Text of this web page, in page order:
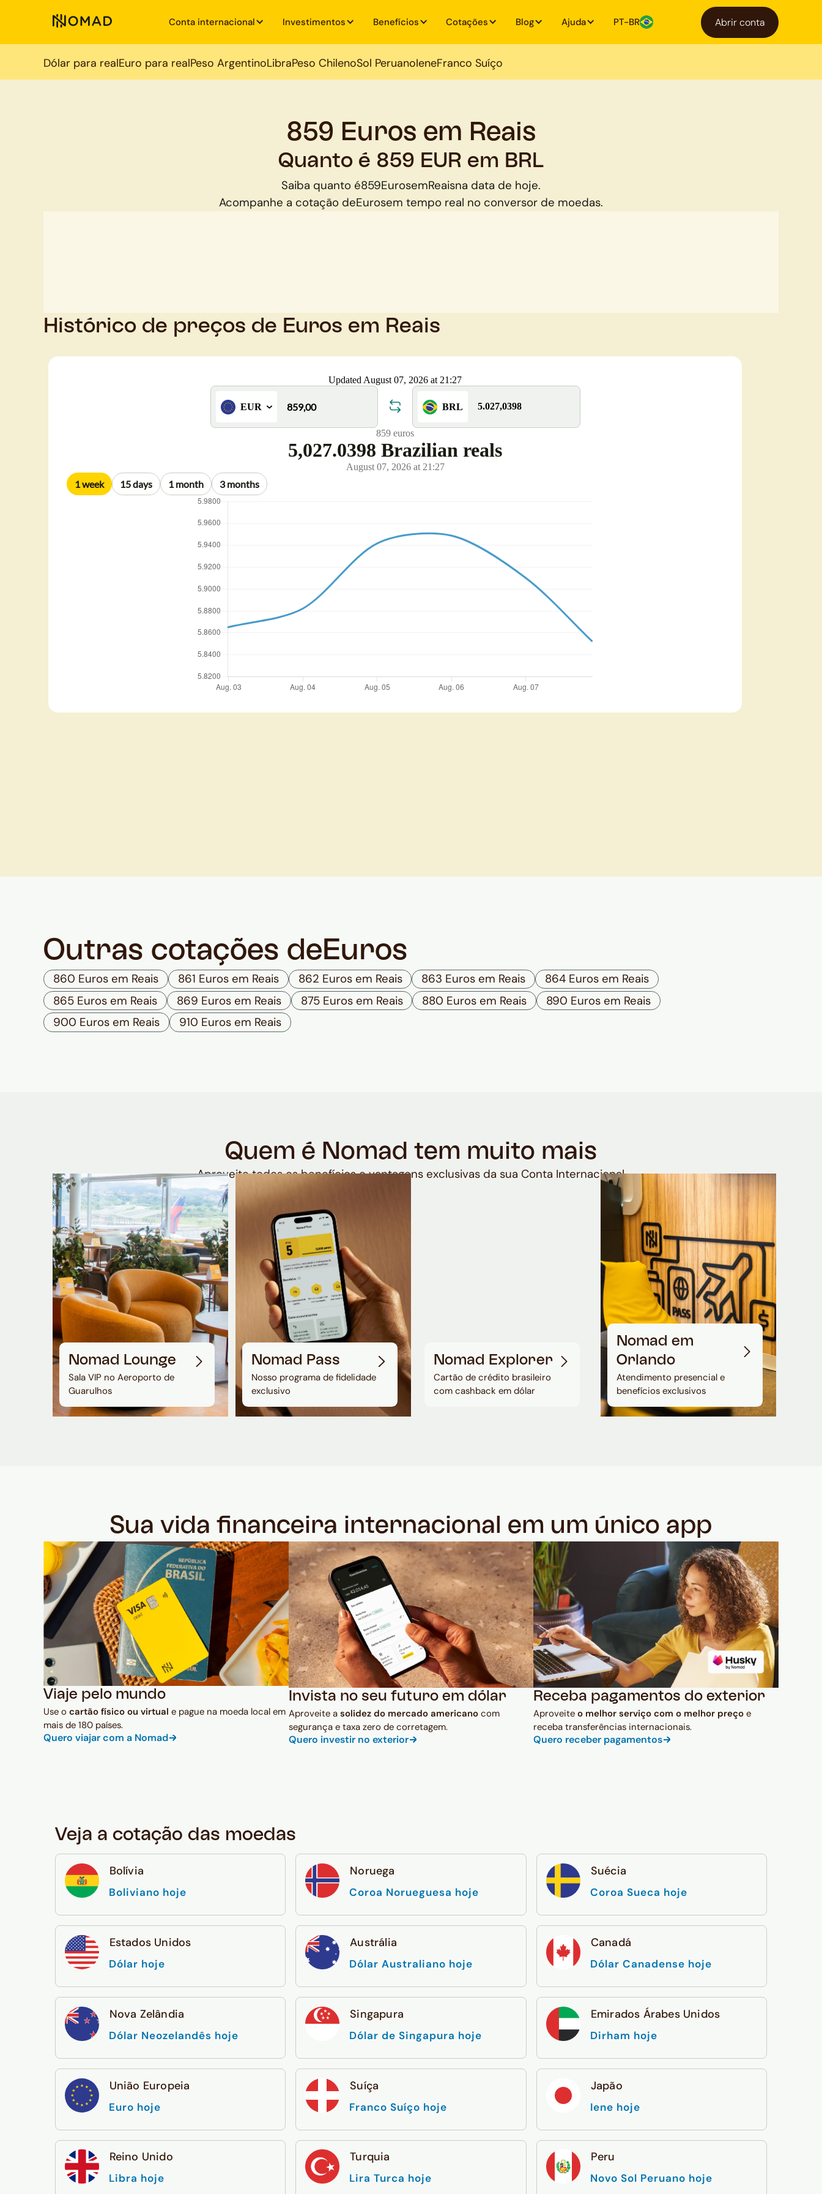
Conta internacional Investimentos Benefícios Cotações Blog Ajuda PT-BR Abrir conta
Dólar para realEuro para realPeso ArgentinoLibraPeso ChilenoSol PeruanoIeneFranco Suíço
859 Euros em Reais
Quanto é 859 EUR em BRL
Saiba quanto é859EurosemReaisna data de hoje.
Acompanhe a cotação deEurosem tempo real no conversor de moedas.
Histórico de preços de Euros em Reais
Outras cotações de Euros
860 Euros em Reais 861 Euros em Reais 862 Euros em Reais 863 Euros em Reais
864 Euros em Reais
865 Euros em Reais
869 Euros em Reais 875 Euros em Reais 880 Euros em Reais
890 Euros em Reais
900 Euros em Reais
910 Euros em Reais
Quem é Nomad tem muito mais
Aproveite todos os benefícios e vantagens exclusivas da sua Conta Internacional
Nomad Lounge
Sala VIP no Aeroporto de
Guarulhos
Nomad Pass
Nosso programa de fidelidade
exclusivo
Nomad Explorer
Cartão de crédito brasileiro
com cashback em dólar
Nomad em
Orlando
Atendimento presencial e
benefícios exclusivos
Sua vida financeira internacional em um único app
Viaje pelo mundo
Use o cartão físico ou virtual e pague na moeda local em
mais de 180 países.
Quero viajar com a Nomad
Invista no seu futuro em dólar
Aproveite a solidez do mercado americanocom
segurança e taxa zero de corretagem.
Quero investir no exterior
Receba pagamentos do exterior
Aproveiteo melhor serviço com o melhor preço e
receba transferências internacionais.
Quero receber pagamentos
Veja a cotação das moedas
Bolívia
Boliviano hoje
Noruega
Coroa Norueguesa hoje
Suécia
Coroa Sueca hoje
Estados Unidos
Dólar hoje
Austrália
Dólar Australiano hoje
Canadá
Dólar Canadense hoje
Nova Zelândia
Dólar Neozelandês hoje
Singapura
Dólar de Singapura hoje
Emirados Árabes Unidos
Dirham hoje
União Europeia
Euro hoje
Suíça
Franco Suíço hoje
Japão
Iene hoje
Reino Unido
Libra hoje
Turquia
Lira Turca hoje
Peru
Novo Sol Peruano hoje